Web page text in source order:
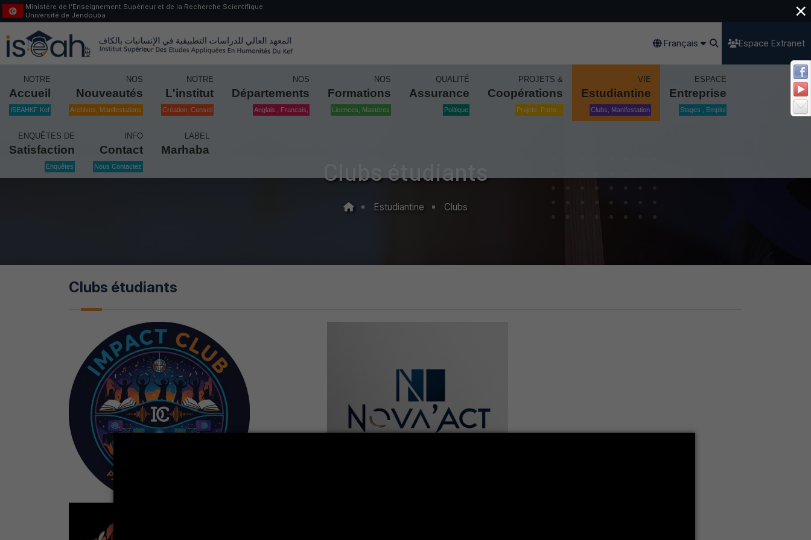
Ministère de l’Enseignement Supérieur et de la Recherche Scientifique
Université de Jendouba
Français Espace Extranet
NOTRE
Accueil
ISEAHKF Kef
NOS
Nouveautés
Archives, Manifestations
NOTRE
L'institut
Création, Conseil
NOS
Départements
Anglais , Francais,
NOS
Formations
Licences, Mastères
QUALITÉ
Assurance
Politique
PROJETS &
Coopérations
Projets, Parte...
VIE
Estudiantine
Clubs, Manifestation
ESPACE
Entreprise
Stages , Emploi
ENQUÊTES DE
Satisfaction
Enquêtes
INFO
Contact
Nous Contactez
LABEL
Marhaba
Clubs étudiants
Estudiantine Clubs
Clubs étudiants
×